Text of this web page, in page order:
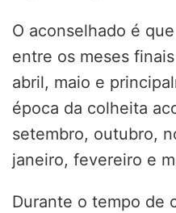
O aconselhado é
entre os meses
abril, maio e
época da colheita
setembro, outubro,
janeiro, fevereiro e
Durante o tempo de